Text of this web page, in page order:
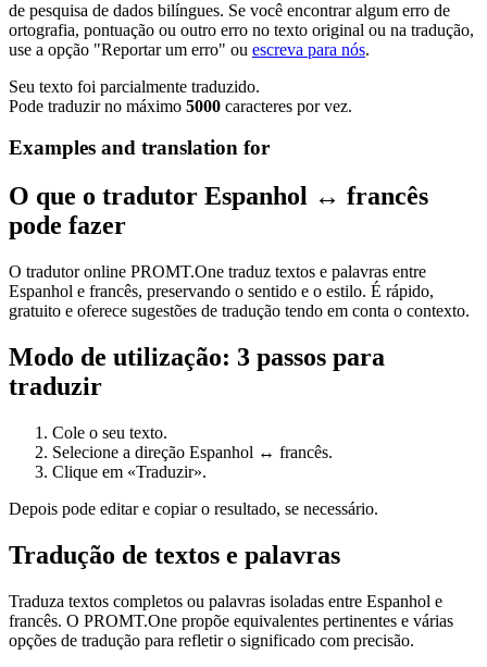
de pesquisa de dados bilíngues. Se você encontrar algum erro de
ortografia, pontuação ou outro erro no texto original ou na tradução,
use a opção "Reportar um erro" ou escreva para nós.
Seu texto foi parcialmente traduzido.
Pode traduzir no máximo 5000 caracteres por vez.
Examples and translation for
O que o tradutor Espanhol ↔ francês
pode fazer
O tradutor online PROMT.One traduz textos e palavras entre
Espanhol e francês, preservando o sentido e o estilo. É rápido,
gratuito e oferece sugestões de tradução tendo em conta o contexto.
Modo de utilização: 3 passos para
traduzir
Cole o seu texto.
Selecione a direção Espanhol ↔ francês.
Clique em «Traduzir».
Depois pode editar e copiar o resultado, se necessário.
Tradução de textos e palavras
Traduza textos completos ou palavras isoladas entre Espanhol e
francês. O PROMT.One propõe equivalentes pertinentes e várias
opções de tradução para refletir o significado com precisão.